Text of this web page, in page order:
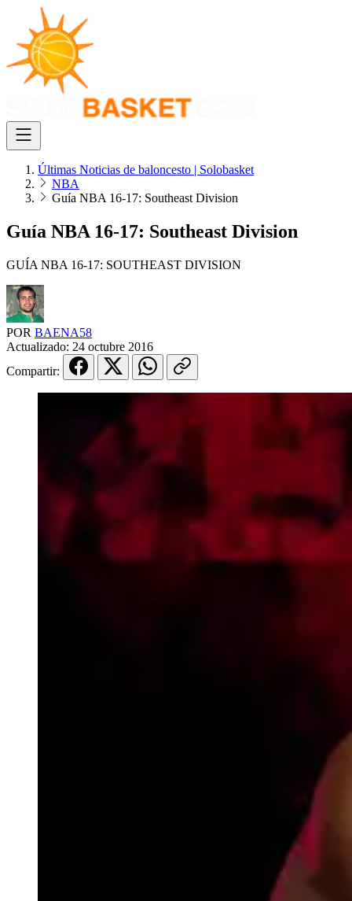
Últimas Noticias de baloncesto | Solobasket
NBA
Guía NBA 16-17: Southeast Division
Guía NBA 16-17: Southeast Division
GUÍA NBA 16-17: SOUTHEAST DIVISION
POR BAENA58
Actualizado: 24 octubre 2016
Compartir: